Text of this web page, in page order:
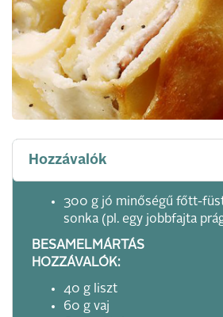
Hozzávalók
300 g jó minőségű főtt-
sonka (pl. egy jobbfajta
BESAMELMÁRTÁS
HOZZÁVALÓK:
40 g liszt
60 g vaj